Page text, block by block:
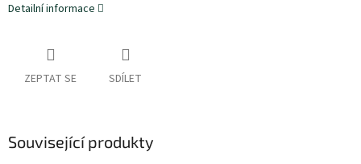
Detailní informace
ZEPTAT SE SDÍLET
Související produkty